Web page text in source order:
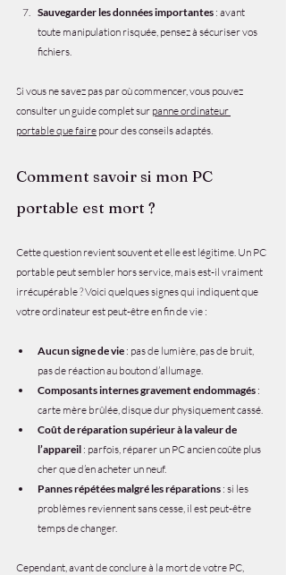
Sauvegarder les données importantes : avant
toute manipulation risquée, pensez à sécuriser vos
fichiers.
Si vous ne savez pas par où commencer, vous pouvez
consulter un guide complet sur panne ordinateur
portable que faire pour des conseils adaptés.
Comment savoir si mon PC
portable est mort ?
Cette question revient souvent et elle est légitime. Un PC
portable peut sembler hors service, mais est-il vraiment
irrécupérable ? Voici quelques signes qui indiquent que
votre ordinateur est peut-être en fin de vie :
Aucun signe de vie : pas de lumière, pas de bruit,
pas de réaction au bouton d’allumage.
Composants internes gravement endommagés :
carte mère brûlée, disque dur physiquement cassé.
Coût de réparation supérieur à la valeur de
l’appareil : parfois, réparer un PC ancien coûte plus
cher que d’en acheter un neuf.
Pannes répétées malgré les réparations : si les
problèmes reviennent sans cesse, il est peut-être
temps de changer.
Cependant, avant de conclure à la mort de votre PC,